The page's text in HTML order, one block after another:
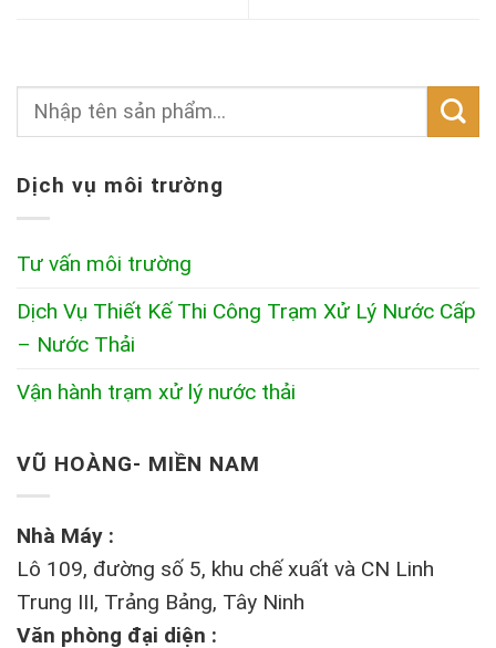
Dịch vụ môi trường
Tư vấn môi trường
Dịch Vụ Thiết Kế Thi Công Trạm Xử Lý Nước Cấp
– Nước Thải
Vận hành trạm xử lý nước thải
VŨ HOÀNG- MIỀN NAM
Nhà Máy :
Lô 109, đường số 5, khu chế xuất và CN Linh
Trung III, Trảng Bảng, Tây Ninh
Văn phòng đại diện :